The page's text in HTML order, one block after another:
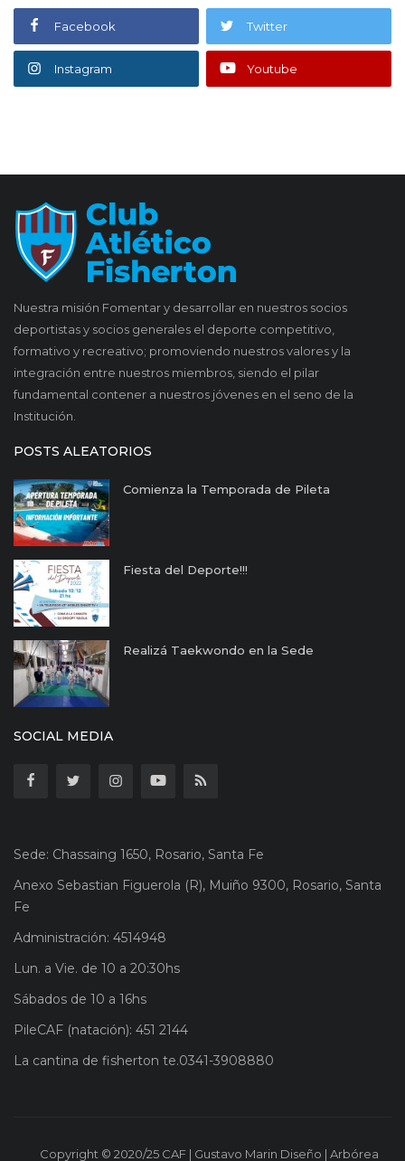
Facebook Twitter
Instagram Youtube
Nuestra misión Fomentar y desarrollar en nuestros socios
deportistas y socios generales el deporte competitivo,
formativo y recreativo; promoviendo nuestros valores y la
integración entre nuestros miembros, siendo el pilar
fundamental contener a nuestros jóvenes en el seno de la
Institución.
POSTS ALEATORIOS
Comienza la Temporada de Pileta
Fiesta del Deporte!!!
Realizá Taekwondo en la Sede
SOCIAL MEDIA
Sede: Chassaing 1650, Rosario, Santa Fe
Anexo Sebastian Figuerola (R), Muiño 9300, Rosario, Santa
Fe
Administración: 4514948
Lun. a Vie. de 10 a 20:30hs
Sábados de 10 a 16hs
PileCAF (natación): 451 2144
La cantina de fisherton te.0341-3908880
Copyright © 2020/25 CAF | Gustavo Marin Diseño | Arbórea